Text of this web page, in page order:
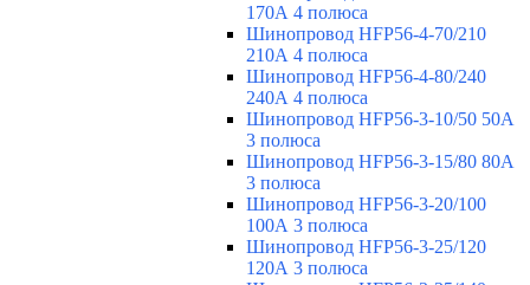
170А 4 полюса
Шинопровод HFP56-4-70/210
210А 4 полюса
Шинопровод HFP56-4-80/240
240А 4 полюса
Шинопровод HFP56-3-10/50 50А
3 полюса
Шинопровод HFP56-3-15/80 80А
3 полюса
Шинопровод HFP56-3-20/100
100А 3 полюса
Шинопровод HFP56-3-25/120
120А 3 полюса